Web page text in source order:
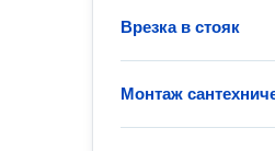
Врезка в стояк
Монтаж